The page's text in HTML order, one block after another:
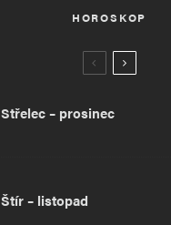
HOROSKOP
Střelec – prosinec
Štír – listopad